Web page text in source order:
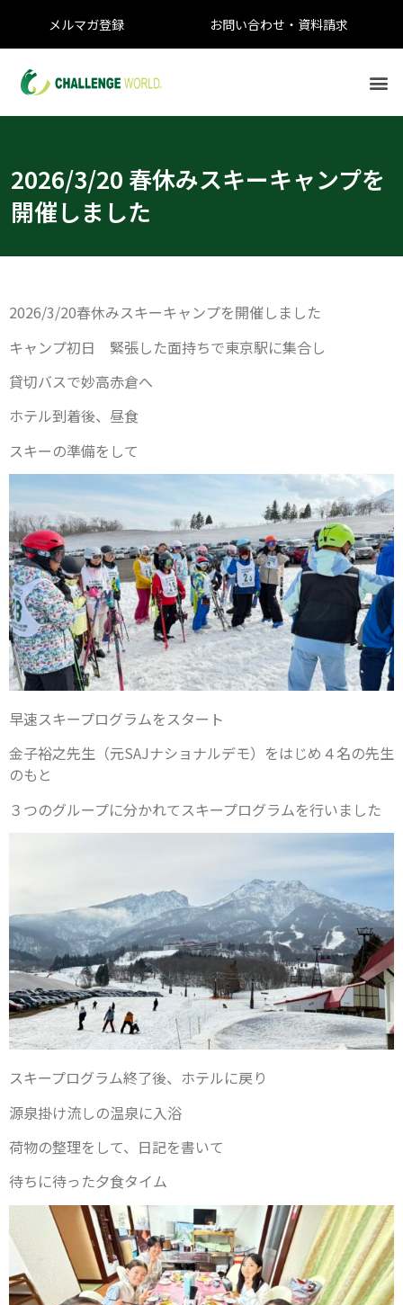
メルマガ登録 お問い合わせ・資料請求
2026/3/20 春休みスキーキャンプを
開催しました
2026/3/20春休みスキーキャンプを開催しました
キャンプ初日 緊張した面持ちで東京駅に集合し
貸切バスで妙高赤倉へ
ホテル到着後、昼食
スキーの準備をして
早速スキープログラムをスタート
金子裕之先生（元SAJナショナルデモ）をはじめ４名の先生
のもと
３つのグループに分かれてスキープログラムを行いました
スキープログラム終了後、ホテルに戻り
源泉掛け流しの温泉に入浴
荷物の整理をして、日記を書いて
待ちに待った夕食タイム